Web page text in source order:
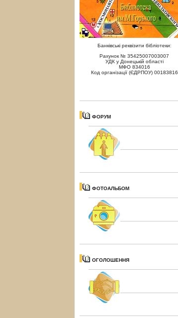
Банківські реквізити бібліотеки:
Рахунок № 35425007003007
УДК у Донецькій області
МФО 834016
Код організації (ЄДРПОУ) 00183816
ФОРУМ
ФОТОАЛЬБОМ
ОГОЛОШЕННЯ